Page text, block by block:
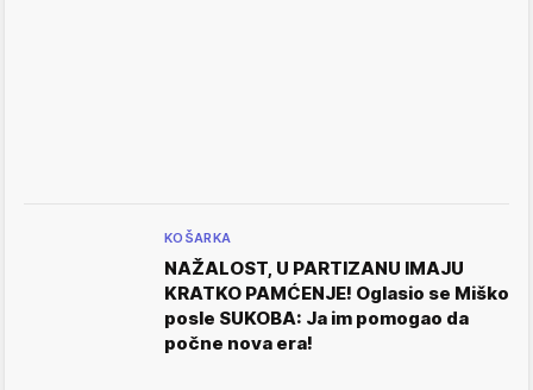
KOŠARKA
NAŽALOST, U PARTIZANU IMAJU
KRATKO PAMĆENJE! Oglasio se Miško
posle SUKOBA: Ja im pomogao da
počne nova era!